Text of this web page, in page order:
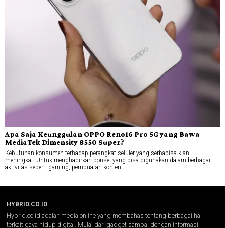
Apa Saja Keunggulan OPPO Reno16 Pro 5G yang Bawa
MediaTek Dimensity 8550 Super?
Kebutuhan konsumen terhadap perangkat seluler yang serbabisa kian
meningkat. Untuk menghadirkan ponsel yang bisa digunakan dalam berbagai
aktivitas seperti gaming, pembuatan konten,
HYBRID.CO.ID
Hybrid.co.id adalah media online yang membahas tentang berbagai hal
terkait gaya hidup digital. Mulai dari gadget sampai dengan informasi